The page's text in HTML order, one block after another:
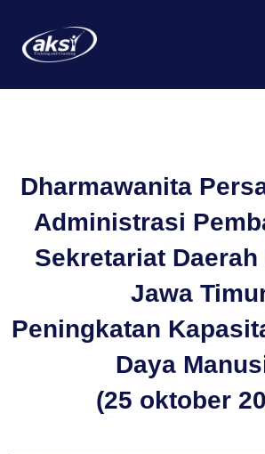
Dharmawanita
Administrasi
Sekretariat
Jawa
Peningkatan
Daya
(25 oktober